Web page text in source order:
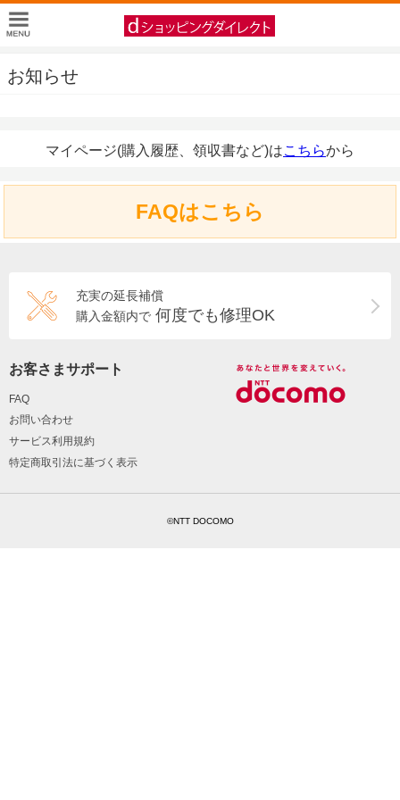
お知らせ
マイページ(購入履歴、領収書など)はこちらから
FAQはこちら
充実の延長補償
購入金額内で 何度でも修理OK
お客さまサポート
FAQ
お問い合わせ
サービス利用規約
特定商取引法に基づく表示
©NTT DOCOMO